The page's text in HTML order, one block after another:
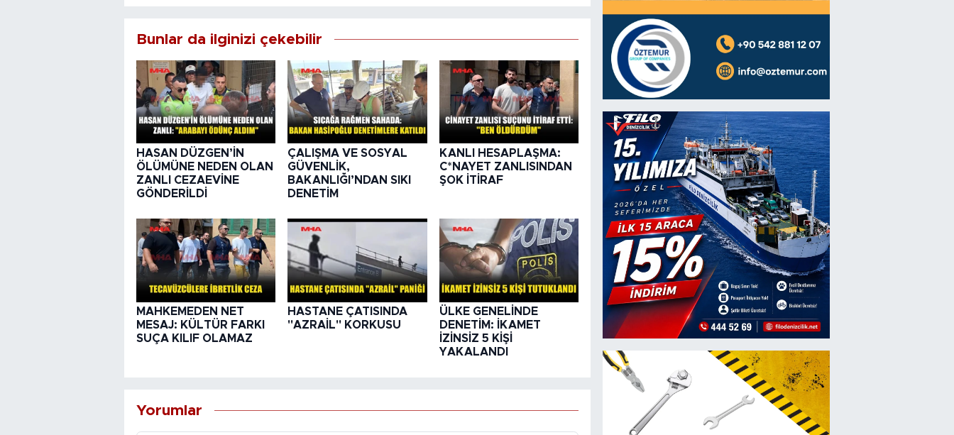
Bunlar da ilginizi çekebilir
HASAN DÜZGEN’İN
ÖLÜMÜNE NEDEN OLAN
ZANLI CEZAEVİNE
GÖNDERİLDİ
ÇALIŞMA VE SOSYAL
GÜVENLİK,
BAKANLIĞI’NDAN SIKI
DENETİM
KANLI HESAPLAŞMA:
C*NAYET ZANLISINDAN
ŞOK İTİRAF
MAHKEMEDEN NET
MESAJ: KÜLTÜR FARKI
SUÇA KILIF OLAMAZ
HASTANE ÇATISINDA
"AZRAİL" KORKUSU
ÜLKE GENELİNDE
DENETİM: İKAMET
İZİNSİZ 5 KİŞİ
YAKALANDI
Yorumlar